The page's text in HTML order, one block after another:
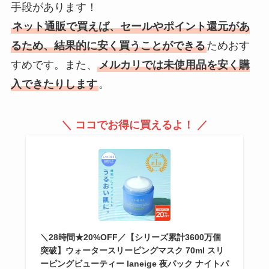
手段があります！
ネット通販で買えば、セールやポイント還元があ
るため、結果的に安く買うことができるためおす
すめです。また、 メルカリでは未使用品を安く購
入できたりします。
＼ ココでお得に買えるよ！ ／
＼28時間★20%OFF／【シリーズ累計3600万個
突破】ウォータースリーピングマスク 70ml スリ
ーピングビューティー laneige 夜パック ナイトパ